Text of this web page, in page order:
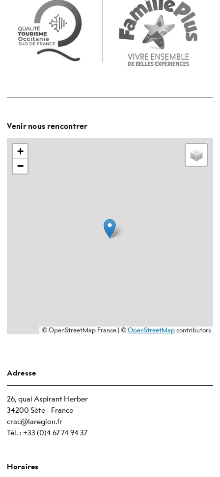
Venir nous rencontrer
+
−
© OpenStreetMap France | ©OpenStreetMapcontributors
Adresse
26, quai Aspirant Herber
34200 Sète - France
crac@laregion.fr
Tél. : +33 (0)4 67 74 94 37
Horaires